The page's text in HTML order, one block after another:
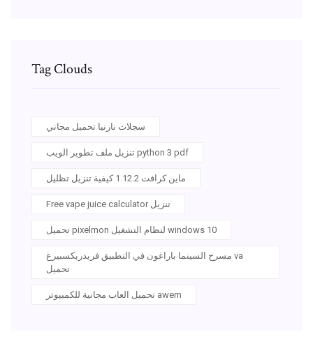
Tag Clouds
سجلات نارنيا تحميل مجاني
تنزيل ملف تطوير الويب python 3 pdf
ماين كرافت 1.12.2 كيفية تنزيل تظليل
Free vape juice calculator تنزيل
تحميل pixelmon لنظام التشغيل windows 10
مسرح السينما باراغون في التطبيق فريدريكسبيرغ va
تحميل
تحميل العاب مجانية للكمبيوتر awem